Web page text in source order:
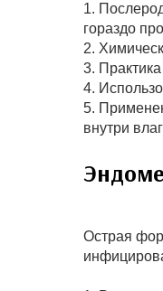
1.
гораздо
2.
3.
4.
5.
внутри
Острая